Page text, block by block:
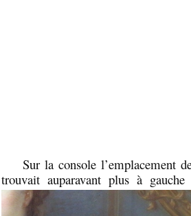
Sur la console l’emplacement
trouvait auparavant plus à